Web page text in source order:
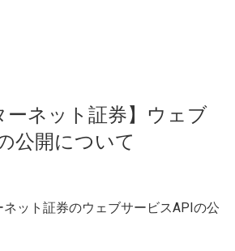
ーネット証券】ウェブ
公開について
ネット証券のウェブサービスAPIの公